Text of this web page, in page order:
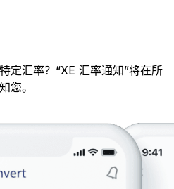
定汇率？“XE 汇率通知”将在所
您。